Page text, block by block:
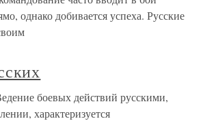
однако добивается успеха. Русские
боевых действий русскими,
характеризуется